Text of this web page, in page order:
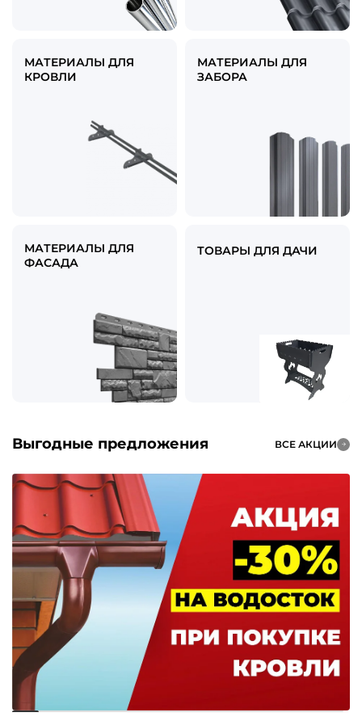
МАТЕРИАЛЫ ДЛЯ
КРОВЛИ
МАТЕРИАЛЫ ДЛЯ
ЗАБОРА
МАТЕРИАЛЫ ДЛЯ
ФАСАДА
ТОВАРЫ ДЛЯ ДАЧИ
Выгодные предложения ВСЕ АКЦИИ